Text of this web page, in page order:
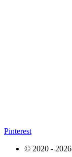
Pinterest
© 2020 -